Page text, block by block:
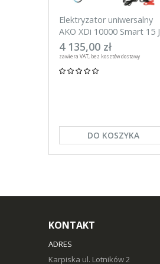
Elektryzator uniwersalny
AKO XDi 10000 Smart 15 J
Aplikacja na telefon
4 135,00 zł
zawiera VAT, bez kosztów dostawy
DO KOSZYKA
KONTAKT
ADRES
Karpiska ul. Lotników 2